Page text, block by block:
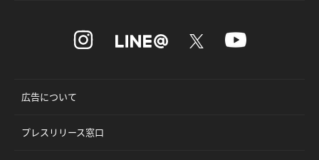
広告について
プレスリリース窓口